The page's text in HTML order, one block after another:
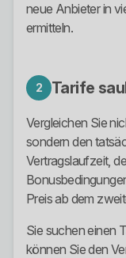
neue Anbieter in
ermitteln.
2 Tarife
Vergleichen Sie
sondern den
Vertragslaufzeit,
Preis ab dem
Sie suchen einen
können Sie den